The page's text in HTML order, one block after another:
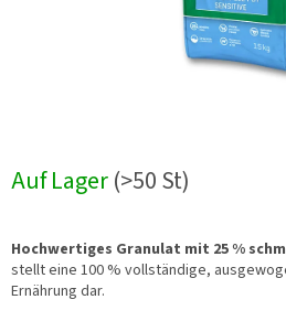
Auf Lager(>50 St)
Hochwertiges Granulat mit 25 %
stellt eine 100 % vollständige,
Ernährung dar.